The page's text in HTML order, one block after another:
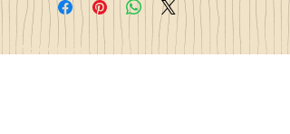
Contact